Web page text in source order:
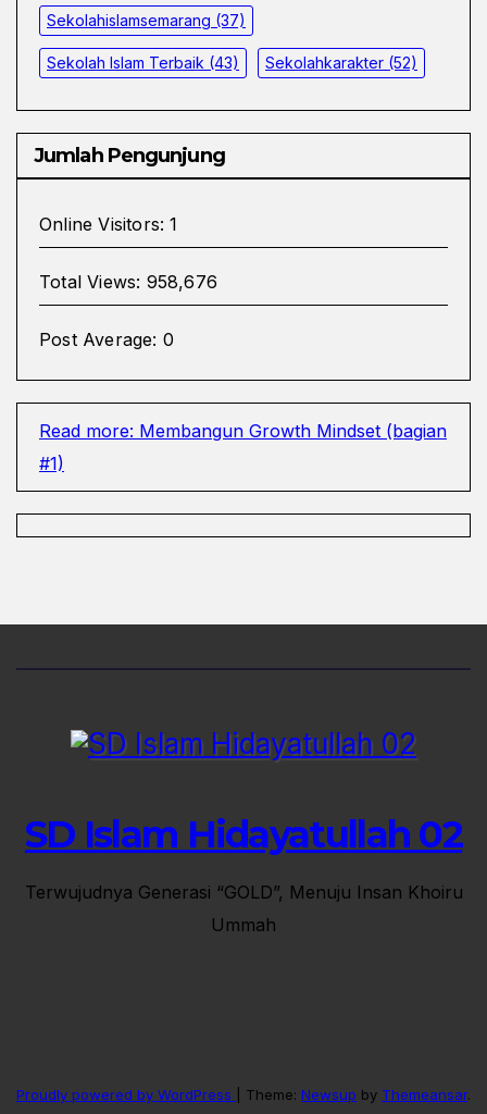
Sekolahislamsemarang (37)
Sekolah Islam Terbaik (43) Sekolahkarakter (52)
Jumlah Pengunjung
Online Visitors:1
Total Views: 958,676
Post Average: 0
Read more: Membangun Growth Mindset (bagian
#1)
SD Islam Hidayatullah 02
Terwujudnya Generasi “GOLD”, Menuju Insan Khoiru
Ummah
Proudly powered by WordPress Theme: Newsup by Themeansar.